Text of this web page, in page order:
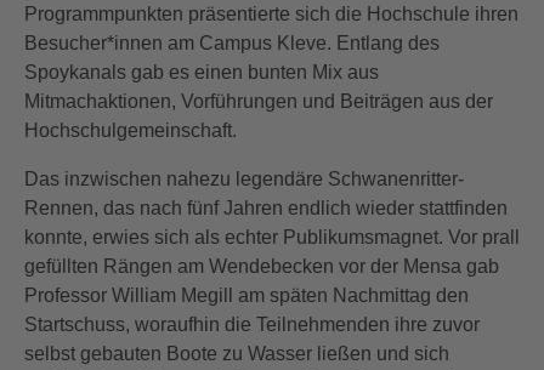
Programmpunkten präsentierte sich die Hochschule ihren
Besucher*innen am Campus Kleve. Entlang des
Spoykanals gab es einen bunten Mix aus
Mitmachaktionen, Vorführungen und Beiträgen aus der
Hochschulgemeinschaft.
Das inzwischen nahezu legendäre Schwanenritter-
Rennen, das nach fünf Jahren endlich wieder stattfinden
konnte, erwies sich als echter Publikumsmagnet. Vor prall
gefüllten Rängen am Wendebecken vor der Mensa gab
Professor William Megill am späten Nachmittag den
Startschuss, woraufhin die Teilnehmenden ihre zuvor
selbst gebauten Boote zu Wasser ließen und sich